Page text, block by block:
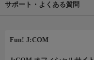
サポート・よくある質問
Fun! J:COM